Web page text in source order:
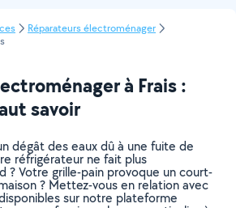
Réparateurs électroménager
à Frais :
savoir
dégât des eaux dû à une fuite de
réfrigérateur ne fait plus
? Votre grille-pain provoque un court-
? Mettez-vous en relation avec
sur notre plateforme